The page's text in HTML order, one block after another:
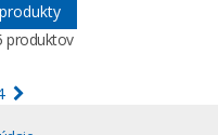
produktov